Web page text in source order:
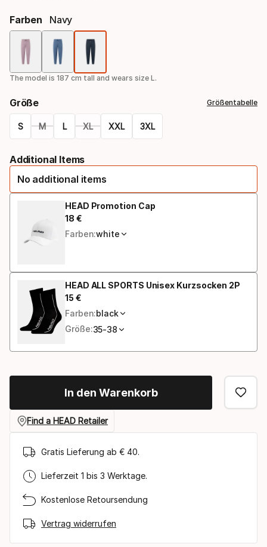
Farben Navy
The model is 187 cm tall and wears size L.
Größe Größentabelle
S M L XL XXL 3XL
Option
Additional Items
No additional items
HEAD Promotion Cap
18 €
Endpreis
Farben:white
HEAD ALL SPORTS Unisex Kurzsocken 2P
15 €
Endpreis
Farben:black
Größe:35-38
In den Warenkorb
Find a HEAD Retailer
Gratis Lieferung ab € 40.
Lieferzeit 1 bis 3 Werktage.
Kostenlose Retoursendung
Vertrag widerrufen